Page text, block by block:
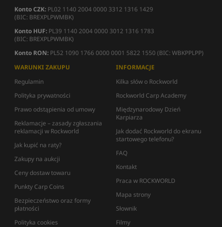
Konto CZK: PL02 1140 2004 0000 3312 1316 1429
(BIC: BREXPLPWMBK)
Konto HUF: PL39 1140 2004 0000 3012 1316 1783
(BIC: BREXPLPWMBK)
Konto RON: PL52 1090 1766 0000 0001 5822 1550 (BIC: WBKPPLPP)
WARUNKI ZAKUPU
Regulamin
Polityka prywatności
Prawo odstąpienia od umowy
Reklamacje – zasady zgłaszania
reklamacji w Rockworld
Jak kupić na raty?
Zakupy na aukcji
Ceny dostaw towaru
Punkty Carp Coins
Bezpieczeństwo oraz formy
płatności
Polityka cookies
INFORMACJE
Kilka słów o Rockworld
Rockworld Carp Academy
Międzynarodowy Dzień
Karpiarza
Jak dodać Rockworld do ekranu
startowego telefonu?
FAQ
Kontakt
Praca w ROCKWORLD
Mapa strony
Słownik
Filmy